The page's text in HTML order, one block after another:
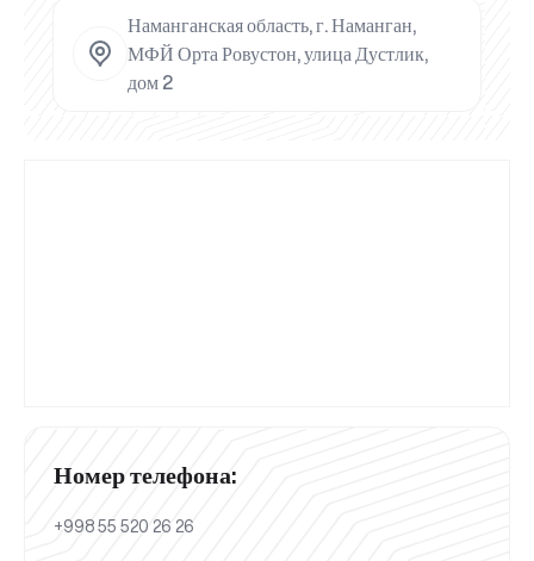
Наманганская область, г. Наманган,
МФЙ Орта Ровустон, улица Дустлик,
дом 2
Номер телефона:
+998 55 520 26 26